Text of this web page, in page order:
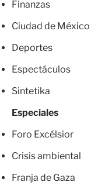
Finanzas
Ciudad de México
Deportes
Espectáculos
Sintetika
Especiales
Foro Excélsior
Crisis ambiental
Franja de Gaza